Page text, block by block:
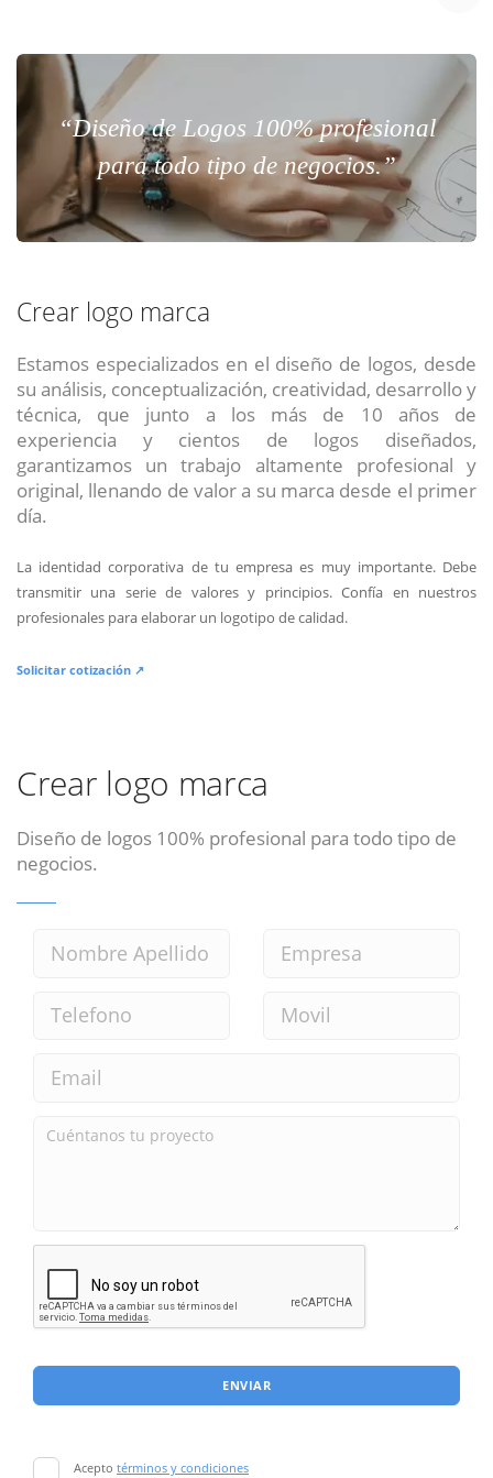
“Diseño de Logos 100% profesional
para todo tipo de negocios.”
Crear logo marca
Estamos especializados en el diseño de logos, desde
su análisis, conceptualización, creatividad, desarrollo y
técnica, que junto a los más de 10 años de
experiencia y cientos de logos diseñados,
garantizamos un trabajo altamente profesional y
original, llenando de valor a su marca desde el primer
día.
La identidad corporativa de tu empresa es muy importante. Debe
transmitir una serie de valores y principios. Confía en nuestros
profesionales para elaborar un logotipo de calidad.
Solicitar cotización ↗
Crear logo marca
Diseño de logos 100% profesional para todo tipo de
negocios.
ENVIAR
Acepto términos y condiciones